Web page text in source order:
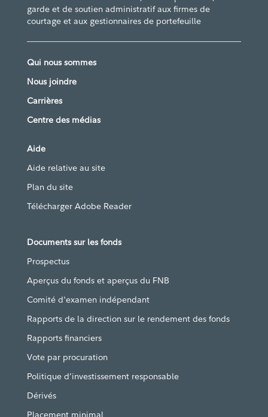
garde et de soutien administratif aux firmes de
courtage et aux gestionnaires de portefeuille
Qui nous sommes
Nous joindre
Carrières
Centre des médias
Aide
Aide relative au site
Plan du site
Télécharger Adobe Reader
Documents sur les fonds
Prospectus
Aperçus du fonds et aperçus du FNB
Comité d'examen indépendant
Rapports de la direction sur le rendement des fonds
Rapports financiers
Vote par procuration
Politique d’investissement responsable
Dérivés
Placement minimal